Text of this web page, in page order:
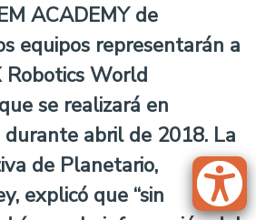
ACADEMY de
equipos representarán a
Robotics World
se realizará en
durante abril de 2018. La
de Planetario,
explicó que “sin